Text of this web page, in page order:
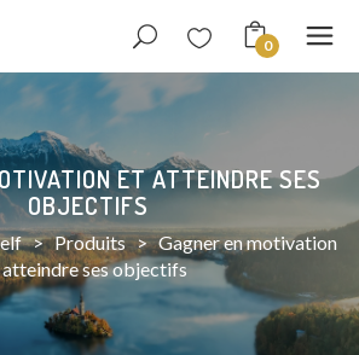
0
ET ATTEINDRE SES
OBJECTIFS
> Produits > Gagner en motivation
ses objectifs